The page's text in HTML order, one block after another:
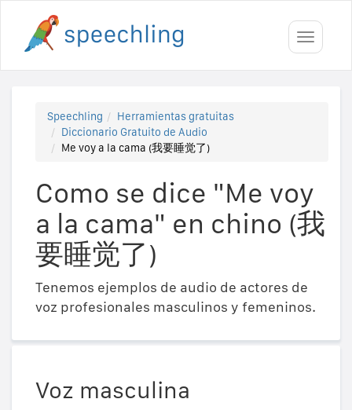
Toggle
Speechling
Herramientas gratuitas
Diccionario Gratuito de Audio
Me voy a la cama (我要睡觉了)
Como se dice "Me voy
a la cama" en chino (我
要睡觉了)
Tenemos ejemplos de audio de actores de
voz profesionales masculinos y femeninos.
Voz masculina